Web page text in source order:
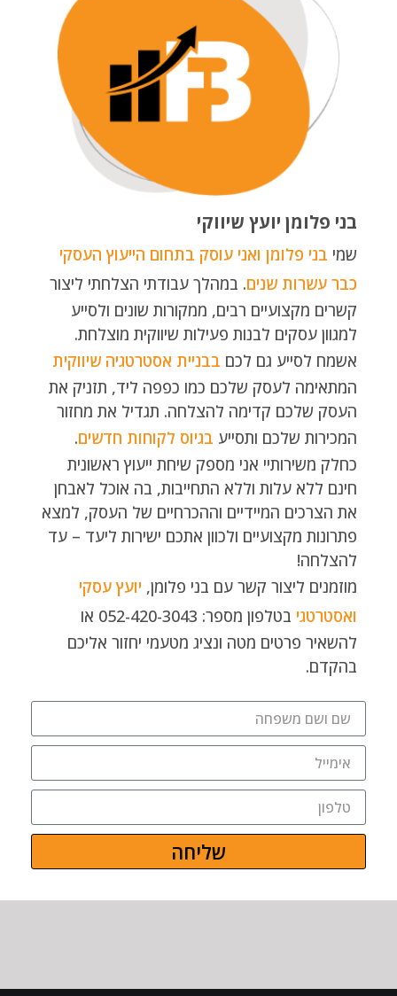
בני פלומן יועץ שיווקי
שמי בני פלומן ואני עוסק בתחום הייעוץ העסקי
כבר עשרות שנים. במהלך עבודתי הצלחתי ליצור
קשרים מקצועיים רבים, ממקורות שונים ולסייע
למגוון עסקים לבנות פעילות שיווקית מוצלחת.
אשמח לסייע גם לכם בבניית אסטרטגיה שיווקית
המתאימה לעסק שלכם כמו כפפה ליד, תזניק את
העסק שלכם קדימה להצלחה. תגדיל את מחזור
המכירות שלכם ותסייע בגיוס לקוחות חדשים.
כחלק משירותיי אני מספק שיחת ייעוץ ראשונית
חינם ללא עלות וללא התחייבות, בה אוכל לאבחן
את הצרכים המיידיים וההכרחיים של העסק, למצא
פתרונות מקצועיים ולכוון אתכם ישירות ליעד – עד
להצלחה!
מוזמנים ליצור קשר עם בני פלומן, יועץ עסקי
ואסטרטגי
בטלפון מספר: 052-420-3043 או
להשאיר פרטים מטה ונציג מטעמי יחזור אליכם
בהקדם.
שליחה